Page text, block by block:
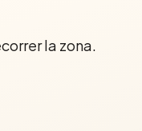
la zona.